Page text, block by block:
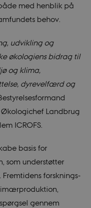
med henblik på
behov.
udvikling og
økologiens bidrag til
og klima,
dyrevelfærd og
Økologichef Landbrug
ICROFS.
basis for
som understøtter
forsknings-
gennem